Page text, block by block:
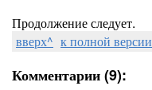
Продолжение следует.
вверх^ к полной версии
Комментарии (9):